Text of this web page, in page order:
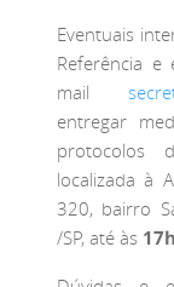
Eventuais
Referência
mail
entregar
protocolos
localizada à
320, bairro
/SP, até às